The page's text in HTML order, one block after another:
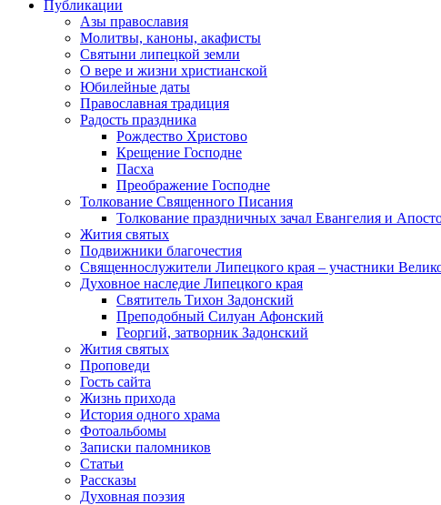
Публикации
Азы православия
Молитвы, каноны, акафисты
Святыни липецкой земли
О вере и жизни христианской
Юбилейные даты
Православная традиция
Радость праздника
Рождество Христово
Крещение Господне
Пасха
Преображение Господне
Толкование Священного Писания
Толкование праздничных зачал Евангелия и
Жития святых
Подвижники благочестия
Священнослужители Липецкого края – участники
Духовное наследие Липецкого края
Святитель Тихон Задонский
Преподобный Силуан Афонский
Георгий, затворник Задонский
Жития святых
Проповеди
Гость сайта
Жизнь прихода
История одного храма
Фотоальбомы
Записки паломников
Статьи
Рассказы
Духовная поэзия